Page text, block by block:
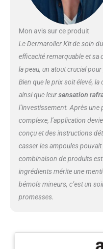
la
Mon avis sur ce produit
Le Dermaroller Kit de soin
efficacité remarquable et sa
la peau, un atout crucial
Bien que le prix soit élevé,
ainsi que leursensation
l’investissement. Après
complexe, l’application
conçu et des instructions
casser les ampoules
combinaison de produits
ingrédients mérite une
bémols mineurs, c’est un
promesses.